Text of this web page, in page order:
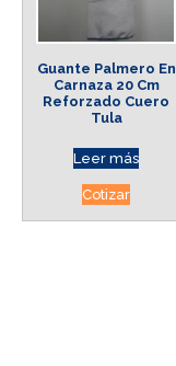
Guante Palmero En
Carnaza 20 Cm
Reforzado Cuero
Tula
Leer más
Cotizar